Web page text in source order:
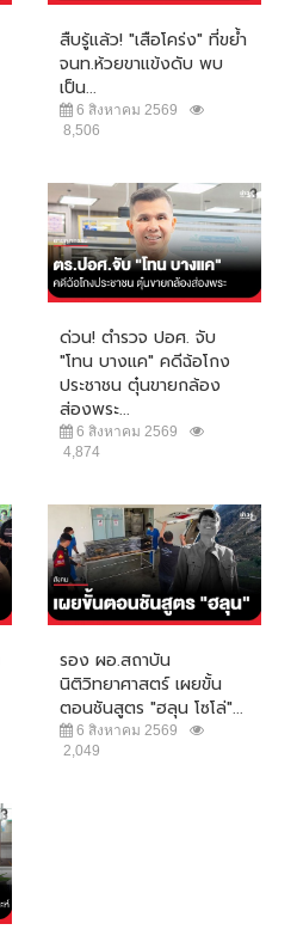
สืบรู้แล้ว! "เสือโคร่ง" ที่ขย้ำ
จนท.ห้วยขาแข้งดับ พบ
เป็น...
6 สิงหาคม 2569
8,506
ด่วน! ตำรวจ ปอศ. จับ
"โทน บางแค" คดีฉ้อโกง
ประชาชน ตุ๋นขายกล้อง
ส่องพระ...
6 สิงหาคม 2569
4,874
รอง ผอ.สถาบัน
นิติวิทยาศาสตร์ เผยขั้น
ตอนชันสูตร "ฮลุน โซโล่"...
6 สิงหาคม 2569
2,049